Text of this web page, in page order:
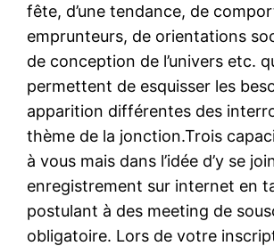
fête, d’une tendance, de
emprunteurs, de orientations
de conception de l’univers etc.
permettent de esquisser les
apparition différentes des
thème de la jonction.Trois
à vous mais dans l’idée d’y se
enregistrement sur internet en
postulant à des meeting de
obligatoire. Lors de votre